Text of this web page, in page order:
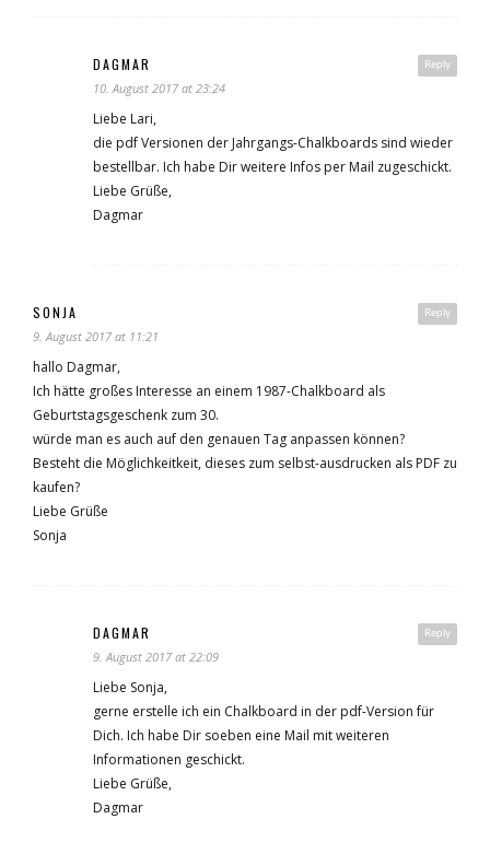
Reply
DAGMAR
10. August 2017 at 23:24
Liebe Lari,
die pdf Versionen der Jahrgangs-Chalkboards sind wieder
bestellbar. Ich habe Dir weitere Infos per Mail zugeschickt.
Liebe Grüße,
Dagmar
Reply
SONJA
9. August 2017 at 11:21
hallo Dagmar,
Ich hätte großes Interesse an einem 1987-Chalkboard als
Geburtstagsgeschenk zum 30.
würde man es auch auf den genauen Tag anpassen können?
Besteht die Möglichkeitkeit, dieses zum selbst-ausdrucken als PDF zu
kaufen?
Liebe Grüße
Sonja
Reply
DAGMAR
9. August 2017 at 22:09
Liebe Sonja,
gerne erstelle ich ein Chalkboard in der pdf-Version für
Dich. Ich habe Dir soeben eine Mail mit weiteren
Informationen geschickt.
Liebe Grüße,
Dagmar